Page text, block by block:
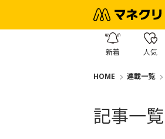
新着 人気
HOME 連載一覧
記事一覧